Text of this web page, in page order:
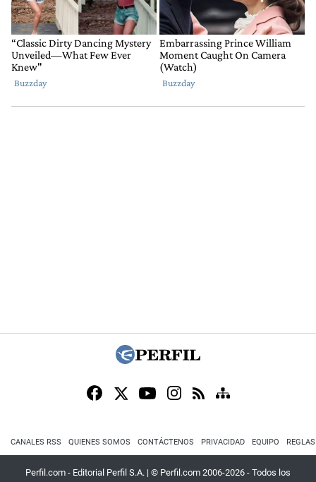
CANALES RSS QUIENES SOMOS CONTÁCTENOS PRIVACIDAD EQUIPO
Perfil.com - Editorial Perfil S.A. | © Perfil.com 2006-2026 - Todos los